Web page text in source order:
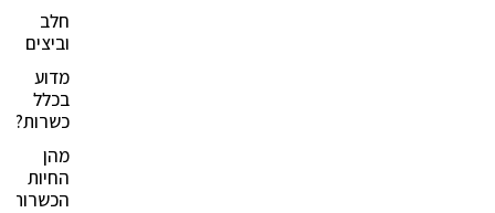
חלב
וביצים
מדוע
בכלל
כשרות?
מהן
החיות
הכשרות?